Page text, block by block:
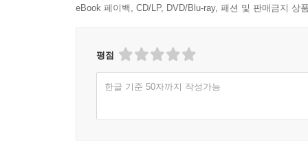
eBook 페이백, CD/LP, DVD/Blu-ray, 패션 및 판매금지 상
평점
한글 기준 50자까지 작성가능